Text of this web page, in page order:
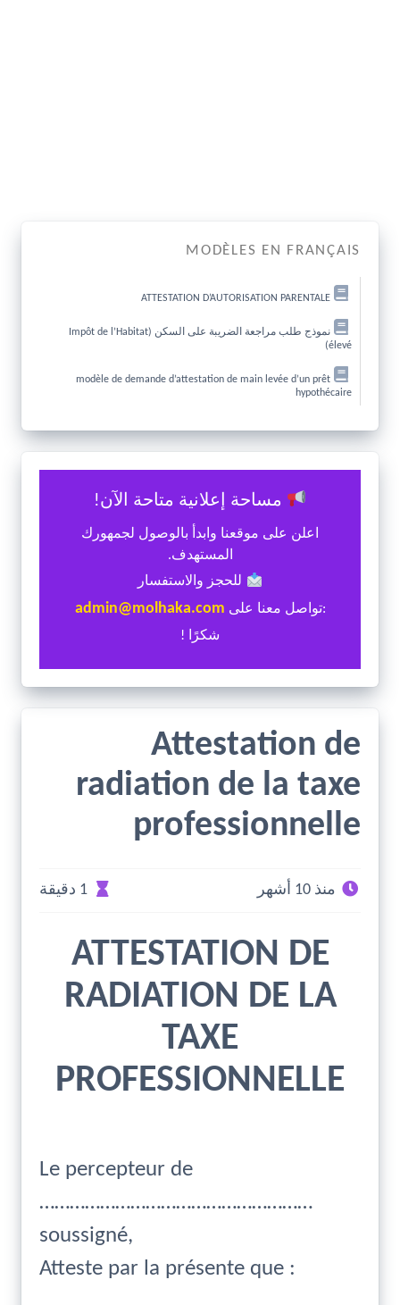
MODÈLES EN FRANÇAIS
ATTESTATION D’AUTORISATION PARENTALE
نموذج طلب مراجعة الضريبة على السكن (Impôt de l’Habitat
élevé)
modèle de demande d’attestation de main levée d’un prêt
hypothécaire
مساحة إعلانية متاحة الآن!
اعلن على موقعنا وابدأ بالوصول لجمهورك
المستهدف.
للحجز والاستفسار
:تواصل معنا على admin@molhaka.com
شكرًا !
Attestation de
radiation de la taxe
professionnelle
منذ 10 أشهر 1 دقيقة
ATTESTATION DE
RADIATION DE LA
TAXE
PROFESSIONNELLE
Le percepteur de
………………………………………………
soussigné,
Atteste par la présente que :